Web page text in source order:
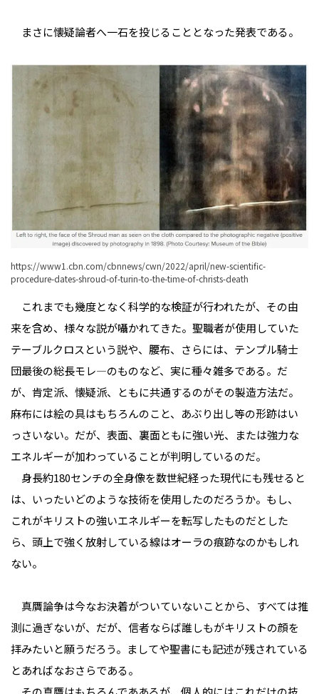
まさに懐疑論者へ一石を投じることとなった発表である。
https://www1.cbn.com/cbnnews/cwn/2022/april/new-scientific-
procedure-dates-shroud-of-turin-to-the-time-of-christs-death
これまでも幾度となく科学的な検証が行われたが、その由
来を含め、様々な説が囁かれてきた。聖職者が使用していた
テーブルクロスという説や、腰布、さらには、テンプル騎士
団最後の総長モレ―のものなど、実に種々雑多である。だ
が、肯定派、懐疑派、ともに共通するのがその製造方法だ。
麻布には絵の具はもちろんのこと、あぶり出し等の形跡はい
っさいない。だが、表面、裏面ともに強い光、または強力な
エネルギーが加わっていることが判明しているのだ。
身長約180センチの全身像を数世紀経った現代にも残せると
は、いったいどのような技術を使用したのだろうか。もし、
これがキリストの強いエネルギーを転写したものだとした
ら、頭上で強く放射している線はオーラの痕跡なのかもしれ
ない。
真贋論争は今なお決着がついていないことから、すべては推
測に過ぎないが、だが、信者ならば誰しもがキリストの顔を
拝みたいと願うだろう。ましてや聖書にも記述が残されている
とあればなおさらである。